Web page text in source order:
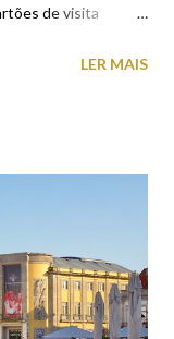
de visita
para
LER MAIS